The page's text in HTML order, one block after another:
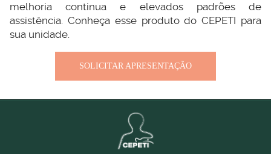
melhoria continua e elevados padrões de
assistência. Conheça esse produto do CEPETI para
sua unidade.
SOLICITAR APRESENTAÇÃO